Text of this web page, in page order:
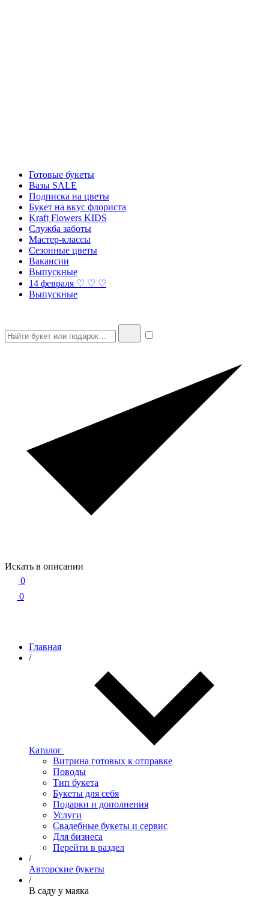
Готовые букеты
Вазы SALE
Подписка на цветы
Букет на вкус флориста
Kraft Flowers KIDS
Служба заботы
Мастер-классы
Сезонные цветы
Вакансии
Выпускные
14 февраля ♡ ♡ ♡
Выпускные
Искать в описании
0
0
Главная
/
Каталог
Витрина готовых к отправке
Поводы
Тип букета
Букеты для себя
Подарки и дополнения
Услуги
Свадебные букеты и сервис
Для бизнеса
Перейти в раздел
/
Авторские букеты
/
В саду у маяка